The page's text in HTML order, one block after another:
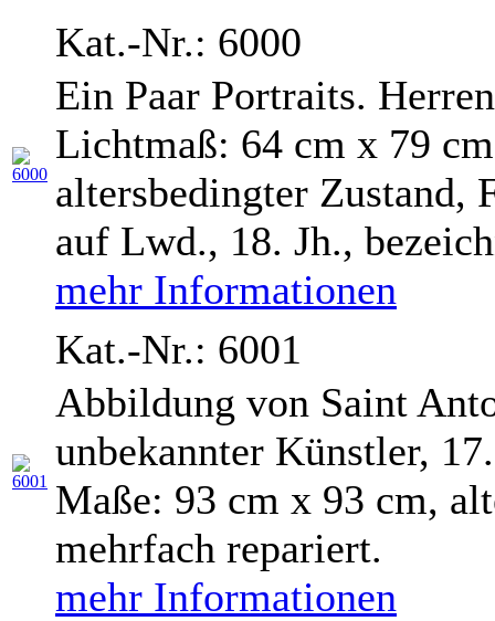
Kat.-Nr.: 6000
Ein Paar Portraits.
Lichtmaß: 64 cm x 79
altersbedingter Zustand,
auf Lwd., 18. Jh.,
mehr Informationen
Kat.-Nr.: 6001
Abbildung von Saint
unbekannter Künstler,
Maße: 93 cm x 93 cm,
mehrfach repariert.
mehr Informationen